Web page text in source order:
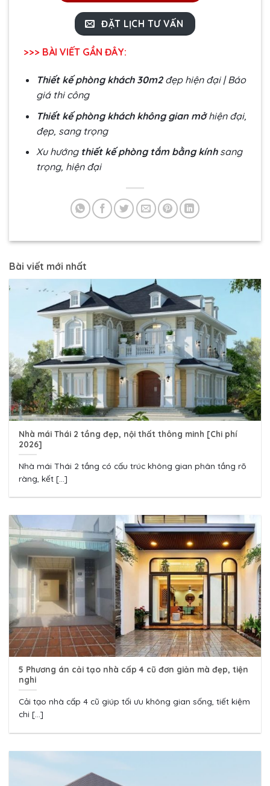
ĐẶT LỊCH TƯ VẤN
>>> BÀI VIẾT GẦN ĐÂY:
Thiết kế phòng khách 30m2đẹp hiện đại | Báo
giá thi công
Thiết kế phòng khách không gian mở hiện đại,
đẹp, sang trọng
Xu hướng thiết kế phòng tắm bằng kínhsang
trọng, hiện đại
Bài viết mới nhất
Nhà mái Thái 2 tầng đẹp, nội thất thông minh [Chi phí
2026]
Nhà mái Thái 2 tầng có cấu trúc không gian phân tầng rõ
ràng, kết [...]
5 Phương án cải tạo nhà cấp 4 cũ đơn giản mà đẹp, tiện
nghi
Cải tạo nhà cấp 4 cũ giúp tối ưu không gian sống, tiết kiệm
chi [...]